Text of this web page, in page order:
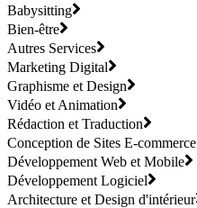
Babysitting
Bien-être
Autres Services
Marketing Digital
Graphisme et Design
Vidéo et Animation
Rédaction et Traduction
Conception de Sites E-commerce
Développement Web et Mobile
Développement Logiciel
Architecture et Design d'intérieur